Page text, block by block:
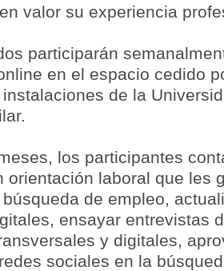
valor su experiencia
participarán
en el espacio cedido
de la
los participantes
orientación laboral que les
de empleo,
ensayar entrevistas
y digitales,
sociales en la